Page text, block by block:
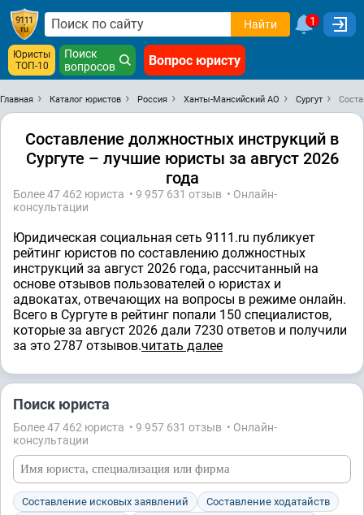
Найти 1
Юристы
ТОП-10
Поиск
вопросов
Вопрос юристу
Главная Каталог юристов Россия Ханты-Мансийский АО Сургут
Составление должностных инструкций в
Сургуте – лучшие юристы за август 2026
года
Более 47 462 юристa • 9 957 631 отзыв • Онлайн-
консультации
Юридическая социальная сеть 9111.ru публикует
рейтинг юристов по составлению должностных
инструкций за август 2026 года, рассчитанный на
основе отзывов пользователей о юристах и
адвокатах, отвечающих на вопросы в режиме онлайн.
Всего в Сургуте в рейтинг попали 150 специалистов,
которые за август 2026 дали 7230 ответов и получили
за это 2787 отзывов.читать далее
Поиск юриста
Более 47 462 юристa • 9 957 631 отзыв • Онлайн-
консультации
Составление исковых заявлений
Составление ходатайств